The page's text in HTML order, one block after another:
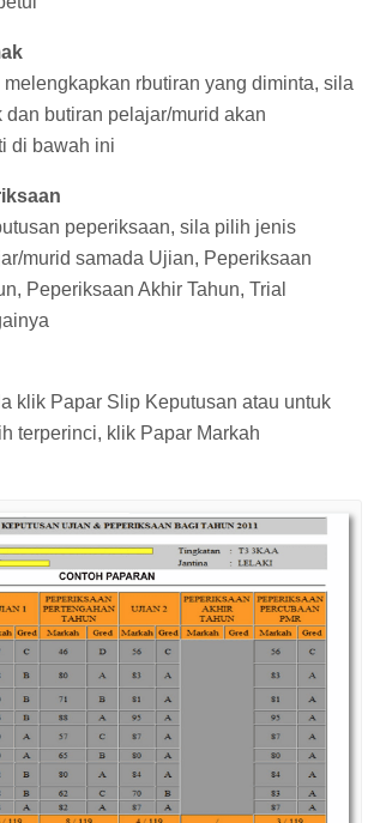
rbutiran yang diminta, sila
dan butiran pelajar/murid akan
di bawah ini
peperiksaan, sila pilih jenis
murid samada Ujian, Peperiksaan
Peperiksaan Akhir Tahun, Trial
klik Papar Slip Keputusan atau untuk
terperinci, klik Papar Markah